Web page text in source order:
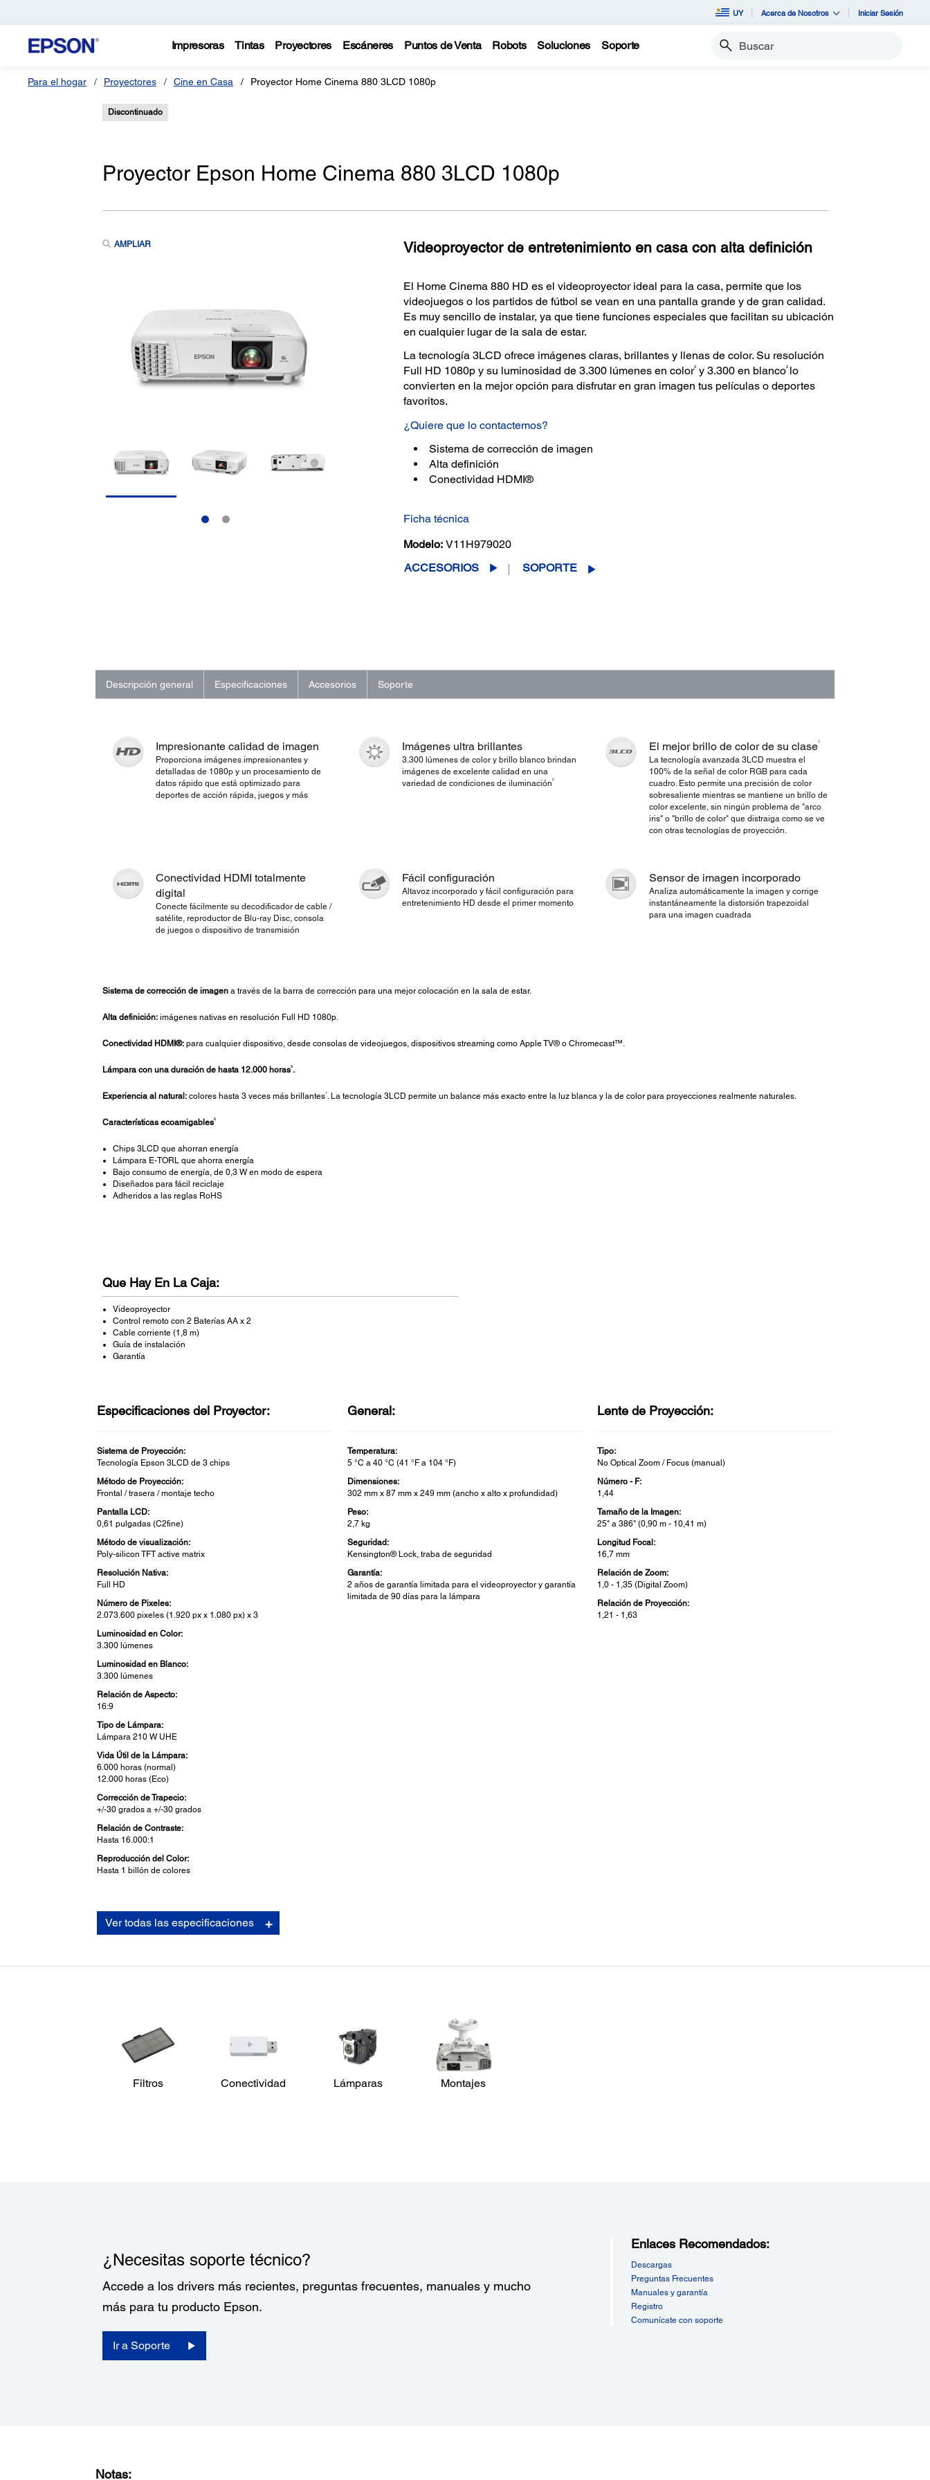
UY Acerca de Nosotros Iniciar Sesión
Impresoras Tintas Proyectores Escáneres Puntos de Venta Robots Soluciones Soporte Buscar
Para el hogar Proyectores Cine en Casa Proyector Home Cinema 880 3LCD 1080p
Discontinuado
Proyector Epson Home Cinema 880 3LCD 1080p
AMPLIAR Videoproyector de entretenimiento en casa con alta definición
El Home Cinema 880 HD es el videoproyector ideal para la casa, permite que los
videojuegos o los partidos de fútbol se vean en una pantalla grande y de gran calidad.
Es muy sencillo de instalar, ya que tiene funciones especiales que facilitan su ubicación
en cualquier lugar de la sala de estar.
La tecnología 3LCD ofrece imágenes claras, brillantes y llenas de color. Su resolución
Full HD 1080p y su luminosidad de 3.300 lúmenes en color2y 3.300 en blanco2 lo
convierten en la mejor opción para disfrutar en gran imagen tus películas o deportes
favoritos.
¿Quiere que lo contactemos?
Sistema de corrección de imagen
Alta definición
Conectividad HDMI®
Ficha técnica
Modelo: V11H979020
ACCESORIOS
SOPORTE
Descripción general Especificaciones Accesorios Soporte
Impresionante calidad de imagen
Proporciona imágenes impresionantes y
detalladas de 1080p y un procesamiento de
datos rápido que está optimizado para
deportes de acción rápida, juegos y más
Imágenes ultra brillantes
3.300 lúmenes de color y brillo blanco brindan
imágenes de excelente calidad en una
variedad de condiciones de iluminación2
El mejor brillo de color de su clase1
La tecnología avanzada 3LCD muestra el
100% de la señal de color RGB para cada
cuadro. Esto permite una precisión de color
sobresaliente mientras se mantiene un brillo de
color excelente, sin ningún problema de "arco
iris" o "brillo de color" que distraiga como se ve
con otras tecnologías de proyección.
Conectividad HDMI totalmente
digital
Conecte fácilmente su decodificador de cable /
satélite, reproductor de Blu-ray Disc, consola
de juegos o dispositivo de transmisión
Fácil configuración
Altavoz incorporado y fácil configuración para
entretenimiento HD desde el primer momento
Sensor de imagen incorporado
Analiza automáticamente la imagen y corrige
instantáneamente la distorsión trapezoidal
para una imagen cuadrada
Sistema de corrección de imagena través de la barra de corrección para una mejor colocación en la sala de estar.
Alta definición:imágenes nativas en resolución Full HD 1080p.
Conectividad HDMI®:para cualquier dispositivo, desde consolas de videojuegos, dispositivos streaming como Apple TV® o Chromecast™.
Lámpara con una duración de hasta 12.000 horas3.
Experiencia al natural:colores hasta 3 veces más brillantes1 . La tecnología 3LCD permite un balance más exacto entre la luz blanca y la de color para proyecciones realmente naturales.
Características ecoamigables5
Chips 3LCD que ahorran energía
Lámpara E-TORL que ahorra energía
Bajo consumo de energía, de 0,3 W en modo de espera
Diseñados para fácil reciclaje
Adheridos a las reglas RoHS
Que Hay En La Caja:
Videoproyector
Control remoto con 2 Baterías AA x 2
Cable corriente (1,8 m)
Guía de instalación
Garantía
Especificaciones del Proyector:
Sistema de Proyección:
Tecnología Epson 3LCD de 3 chips
Método de Proyección:
Frontal / trasera / montaje techo
Pantalla LCD:
0,61 pulgadas (C2fine)
Método de visualización:
Poly-silicon TFT active matrix
Resolución Nativa:
Full HD
Número de Pixeles:
2.073.600 pixeles (1.920 px x 1.080 px) x 3
Luminosidad en Color:
3.300 lúmenes
Luminosidad en Blanco:
3.300 lúmenes
Relación de Aspecto:
16:9
Tipo de Lámpara:
Lámpara 210 W UHE
Vida Útil de la Lámpara:
6.000 horas (normal)
12.000 horas (Eco)
Corrección de Trapecio:
+/-30 grados a +/-30 grados
Relación de Contraste:
Hasta 16.000:1
Reproducción del Color:
Hasta 1 billón de colores
General:
Temperatura:
5 °C a 40 °C (41 °F a 104 °F)
Dimensiones:
302 mm x 87 mm x 249 mm (ancho x alto x profundidad)
Peso:
2,7 kg
Seguridad:
Kensington® Lock, traba de seguridad
Garantía:
2 años de garantía limitada para el videoproyector y garantía
limitada de 90 días para la lámpara
Lente de Proyección:
Tipo:
No Optical Zoom / Focus (manual)
Número - F:
1,44
Tamaño de la Imagen:
25" a 386" (0,90 m - 10,41 m)
Longitud Focal:
16,7 mm
Relación de Zoom:
1,0 - 1,35 (Digital Zoom)
Relación de Proyección:
1,21 - 1,63
Conectividad Estándar:
USB tipo B (para actualización Firmware)
Ver todas las especificaciones
Filtros Conectividad Lámparas Montajes
¿Necesitas soporte técnico?
Accede a los drivers más recientes, preguntas frecuentes, manuales y mucho
más para tu producto Epson.
Ir a Soporte
Enlaces Recomendados:
Descargas
Preguntas Frecuentes
Manuales y garantía
Registro
Comunícate con soporte
Notas: